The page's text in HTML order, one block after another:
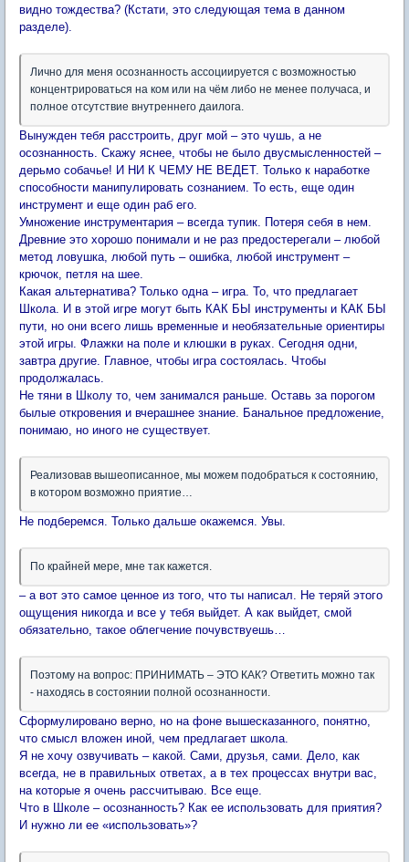
видно тождества? (Кстати, это следующая тема в данном
разделе).
Лично для меня осознанность ассоциируется с возможностью
концентрироваться на ком или на чём либо не менее получаса, и
полное отсутствие внутреннего даилога.
Вынужден тебя расстроить, друг мой – это чушь, а не
осознанность. Скажу яснее, чтобы не было двусмысленностей –
дерьмо собачье! И НИ К ЧЕМУ НЕ ВЕДЕТ. Только к наработке
способности манипулировать сознанием. То есть, еще один
инструмент и еще один раб его.
Умножение инструментария – всегда тупик. Потеря себя в нем.
Древние это хорошо понимали и не раз предостерегали – любой
метод ловушка, любой путь – ошибка, любой инструмент –
крючок, петля на шее.
Какая альтернатива? Только одна – игра. То, что предлагает
Школа. И в этой игре могут быть КАК БЫ инструменты и КАК БЫ
пути, но они всего лишь временные и необязательные ориентиры
этой игры. Флажки на поле и клюшки в руках. Сегодня одни,
завтра другие. Главное, чтобы игра состоялась. Чтобы
продолжалась.
Не тяни в Школу то, чем занимался раньше. Оставь за порогом
былые откровения и вчерашнее знание. Банальное предложение,
понимаю, но иного не существует.
Реализовав вышеописанное, мы можем подобраться к состоянию,
в котором возможно приятие…
Не подберемся. Только дальше окажемся. Увы.
По крайней мере, мне так кажется.
– а вот это самое ценное из того, что ты написал. Не теряй этого
ощущения никогда и все у тебя выйдет. А как выйдет, смой
обязательно, такое облегчение почувствуешь…
Поэтому на вопрос: ПРИНИМАТЬ – ЭТО КАК? Ответить можно так
- находясь в состоянии полной осознанности.
Сформулировано верно, но на фоне вышесказанного, понятно,
что смысл вложен иной, чем предлагает школа.
Я не хочу озвучивать – какой. Сами, друзья, сами. Дело, как
всегда, не в правильных ответах, а в тех процессах внутри вас,
на которые я очень рассчитываю. Все еще.
Что в Школе – осознанность? Как ее использовать для приятия?
И нужно ли ее «использовать»?